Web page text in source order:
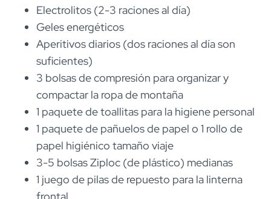
Electrolitos (2-3 raciones al día)
Geles energéticos
Aperitivos diarios (dos raciones al día son
suficientes)
3 bolsas de compresión para organizar y
compactar la ropa de montaña
1 paquete de toallitas para la higiene personal
1 paquete de pañuelos de papel o 1 rollo de
papel higiénico tamaño viaje
3-5 bolsas Ziploc (de plástico) medianas
1 juego de pilas de repuesto para la linterna